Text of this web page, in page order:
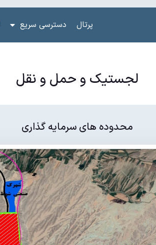
پرتال دسترسی سریع
لجستیک و حمل و نقل
محدوده های سرمایه گذاری